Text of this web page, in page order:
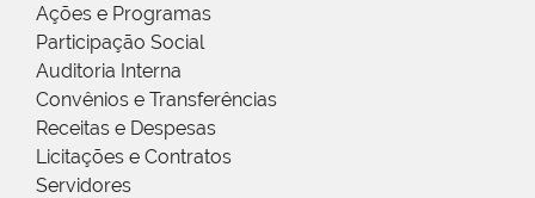
Ações e Programas
Participação Social
Auditoria Interna
Convênios e Transferências
Receitas e Despesas
Licitações e Contratos
Servidores